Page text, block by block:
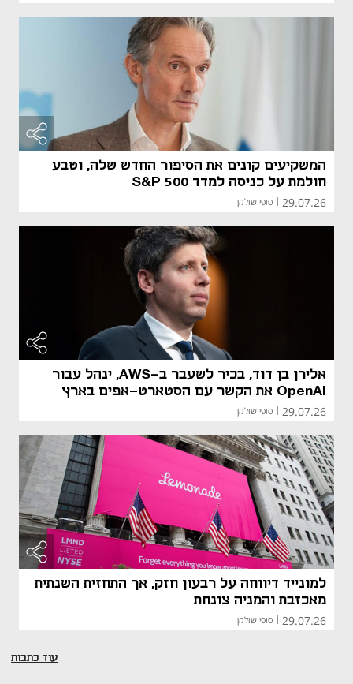
המשקיעים קונים את הסיפור החדש שלה, וטבע
חולמת על כניסה למדד S&P 500
29.07.26 סופי שולמן
אלירן בן דוד, בכיר לשעבר ב-AWS, ינהל עבור
OpenAI את הקשר עם הסטארט-אפים בארץ
29.07.26 סופי שולמן
למונייד דיווחה על רבעון חזק, אך התחזית השנתית
מאכזבת והמניה צונחת
29.07.26 סופי שולמן
עוד כתבות